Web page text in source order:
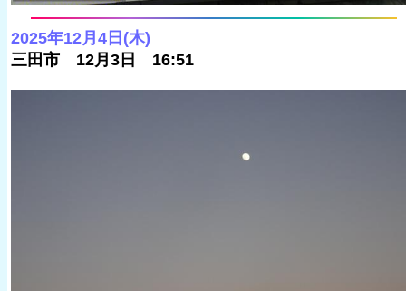
2025年12月4日(木)
三田市 12月3日 16:51